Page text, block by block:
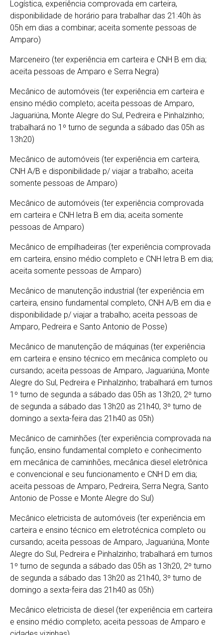
Logística, experiência comprovada em carteira,
disponibilidade de horário para trabalhar das 21:40h às
05h em dias a combinar; aceita somente pessoas de
Amparo)
Marceneiro (ter experiência em carteira e CNH B em dia;
aceita pessoas de Amparo e Serra Negra)
Mecânico de automóveis (ter experiência em carteira e
ensino médio completo; aceita pessoas de Amparo,
Jaguariúna, Monte Alegre do Sul, Pedreira e Pinhalzinho;
trabalhará no 1º turno de segunda a sábado das 05h as
13h20)
Mecânico de automóveis (ter experiência em carteira,
CNH A/B e disponibilidade p/ viajar a trabalho; aceita
somente pessoas de Amparo)
Mecânico de automóveis (ter experiência comprovada
em carteira e CNH letra B em dia; aceita somente
pessoas de Amparo)
Mecânico de empilhadeiras (ter experiência comprovada
em carteira, ensino médio completo e CNH letra B em dia;
aceita somente pessoas de Amparo)
Mecânico de manutenção industrial (ter experiência em
carteira, ensino fundamental completo, CNH A/B em dia e
disponibilidade p/ viajar a trabalho; aceita pessoas de
Amparo, Pedreira e Santo Antonio de Posse)
Mecânico de manutenção de máquinas (ter experiência
em carteira e ensino técnico em mecânica completo ou
cursando; aceita pessoas de Amparo, Jaguariúna, Monte
Alegre do Sul, Pedreira e Pinhalzinho; trabalhará em turnos
1º turno de segunda a sábado das 05h as 13h20, 2º turno
de segunda a sábado das 13h20 as 21h40, 3º turno de
domingo a sexta-feira das 21h40 as 05h)
Mecânico de caminhões (ter experiência comprovada na
função, ensino fundamental completo e conhecimento
em mecânica de caminhões, mecânica diesel eletrônica
e convencional e seu funcionamento e CNH D em dia;
aceita pessoas de Amparo, Pedreira, Serra Negra, Santo
Antonio de Posse e Monte Alegre do Sul)
Mecânico eletricista de automóveis (ter experiência em
carteira e ensino técnico em eletrotécnica completo ou
cursando; aceita pessoas de Amparo, Jaguariúna, Monte
Alegre do Sul, Pedreira e Pinhalzinho; trabalhará em turnos
1º turno de segunda a sábado das 05h as 13h20, 2º turno
de segunda a sábado das 13h20 as 21h40, 3º turno de
domingo a sexta-feira das 21h40 as 05h)
Mecânico eletricista de diesel (ter experiência em carteira
e ensino médio completo; aceita pessoas de Amparo e